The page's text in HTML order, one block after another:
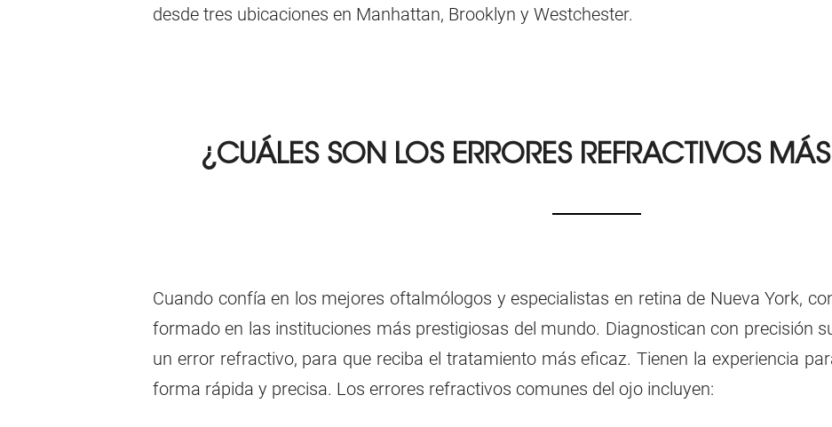
desde tres ubicaciones en Manhattan, Brooklyn y Westchester.
¿CUÁLES SON LOS ERRORES REFRACTIVOS
Cuando confía en los mejores oftalmólogos y especialistas en retina de Nueva York,
formado en las instituciones más prestigiosas del mundo. Diagnostican con precisión
un error refractivo, para que reciba el tratamiento más eficaz. Tienen la experiencia
forma rápida y precisa. Los errores refractivos comunes del ojo incluyen: